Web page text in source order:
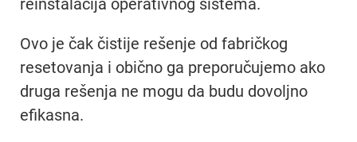
Ovo je čak čistije rešenje od fabričkog
resetovanja i obično ga preporučujemo ako
druga rešenja ne mogu da budu dovoljno
efikasna.